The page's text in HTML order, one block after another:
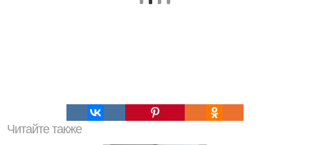
Читайте также